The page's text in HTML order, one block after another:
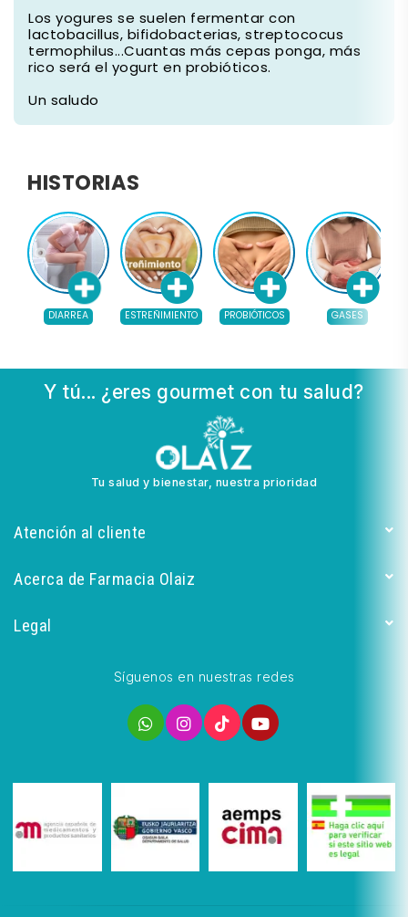
Los yogures se suelen fermentar con
lactobacillus, bifidobacterias, streptococus
termophilus...Cuantas más cepas ponga, más
rico será el yogurt en probióticos.
Un saludo
HISTORIAS
DIARREA ESTREÑIMIENTO PROBIÓTICOS GASES
Y tú... ¿eres gourmet con tu salud?
Tu salud y bienestar, nuestra prioridad
Atención al cliente
Acerca de Farmacia Olaiz
Legal
Síguenos en nuestras redes